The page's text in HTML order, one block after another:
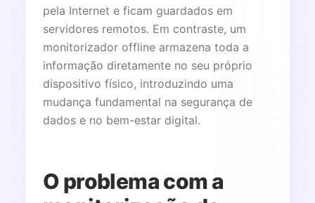
pela Internet e ficam guardados em
servidores remotos. Em contraste, um
monitorizador offline armazena toda a
informação diretamente no seu próprio
dispositivo físico, introduzindo uma
mudança fundamental na segurança de
dados e no bem-estar digital.
O problema com a